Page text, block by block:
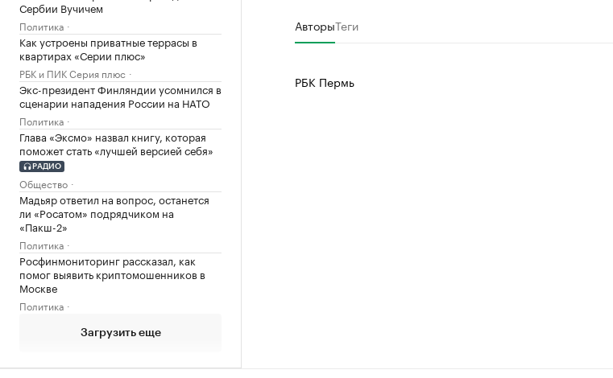
Сербии Вучичем
Политика
Как устроены приватные террасы в
квартирах «Серии плюс»
РБК и ПИК Серия плюс
Экс-президент Финляндии усомнился в
сценарии нападения России на НАТО
Политика
Глава «Эксмо» назвал книгу, которая
поможет стать «лучшей версией себя»
РАДИО
Общество
Мадьяр ответил на вопрос, останется
ли «Росатом» подрядчиком на
«Пакш-2»
Политика
Росфинмониторинг рассказал, как
помог выявить криптомошенников в
Москве
Политика
Загрузить еще
АвторыТеги
РБК Пермь